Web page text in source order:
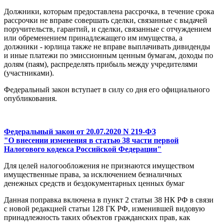
Должники, которым предоставлена рассрочка, в течение срока
рассрочки не вправе совершать сделки, связанные с выдачей
поручительств, гарантий, и сделки, связанные с отчуждением
или обременением принадлежащего им имущества, а
должники - юрлица также не вправе выплачивать дивиденды
и иные платежи по эмиссионным ценным бумагам, доходы по
долям (паям), распределять прибыль между учредителями
(участниками).
Федеральный закон вступает в силу со дня его официального
опубликования.
Федеральный закон от 20.07.2020 N 219-ФЗ
"О внесении изменения в статью 38 части первой
Налогового кодекса Российской Федерации"
Для целей налогообложения не признаются имуществом
имущественные права, за исключением безналичных
денежных средств и бездокументарных ценных бумаг
Данная поправка включена в пункт 2 статьи 38 НК РФ в связи
с новой редакцией статьи 128 ГК РФ, изменившей видовую
принадлежность таких объектов гражданских прав, как